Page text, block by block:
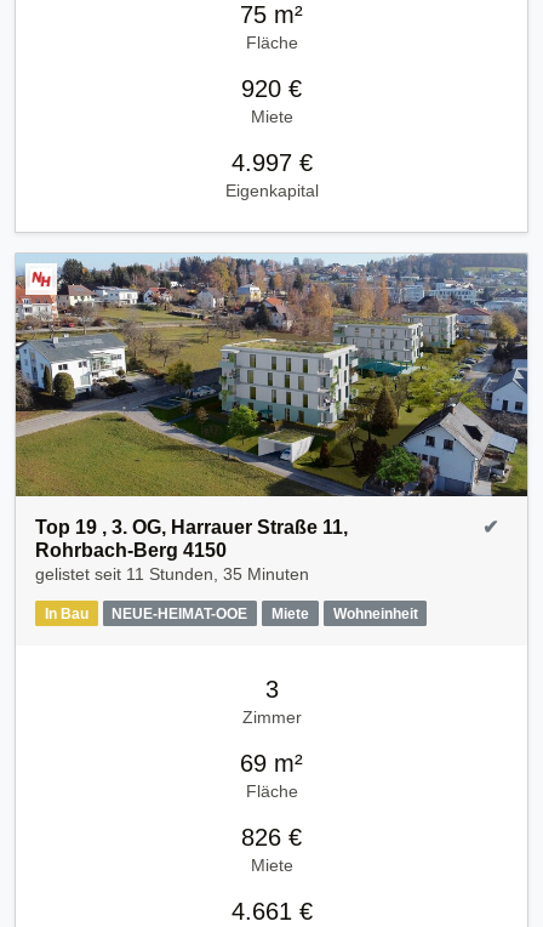
75 m²
Fläche
920 €
Miete
4.997 €
Eigenkapital
Top 19 , 3. OG, Harrauer Straße 11,
Rohrbach-Berg 4150
gelistet seit 11 Stunden, 35 Minuten
In Bau NEUE-HEIMAT-OOE Miete Wohneinheit
✔
3
Zimmer
69 m²
Fläche
826 €
Miete
4.661 €